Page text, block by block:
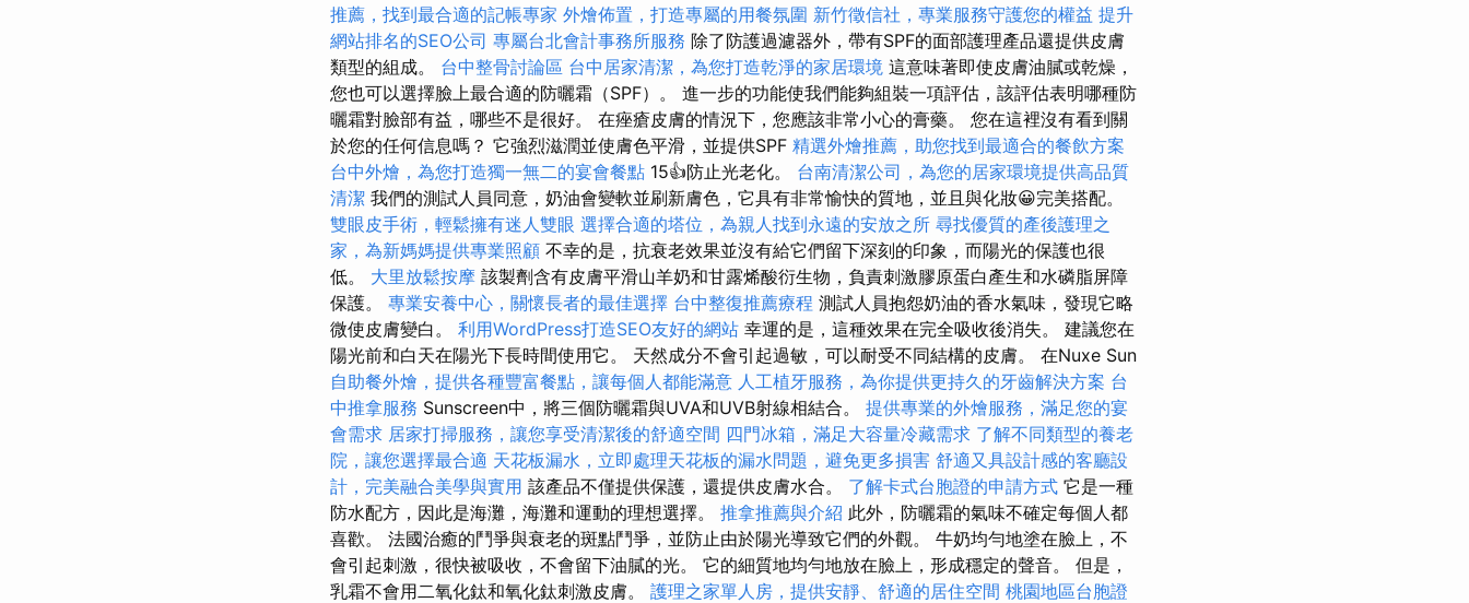
推薦，找到最合適的記帳專家 外燴佈置，打造專屬的用餐氛圍 新竹徵信社，專業服務守護您的權益 提升
網站排名的SEO公司 專屬台北會計事務所服務 除了防護過濾器外，帶有SPF的面部護理產品還提供皮膚
類型的組成。 台中整骨討論區 台中居家清潔，為您打造乾淨的家居環境 這意味著即使皮膚油膩或乾燥，
您也可以選擇臉上最合適的防曬霜（SPF）。 進一步的功能使我們能夠組裝一項評估，該評估表明哪種防
曬霜對臉部有益，哪些不是很好。 在痤瘡皮膚的情況下，您應該非常小心的膏藥。 您在這裡沒有看到關
於您的任何信息嗎？ 它強烈滋潤並使膚色平滑，並提供SPF 精選外燴推薦，助您找到最適合的餐飲方案
台中外燴，為您打造獨一無二的宴會餐點 15👍防止光老化。 台南清潔公司，為您的居家環境提供高品質
清潔 我們的測試人員同意，奶油會變軟並刷新膚色，它具有非常愉快的質地，並且與化妝😀完美搭配。
雙眼皮手術，輕鬆擁有迷人雙眼 選擇合適的塔位，為親人找到永遠的安放之所 尋找優質的產後護理之
家，為新媽媽提供專業照顧 不幸的是，抗衰老效果並沒有給它們留下深刻的印象，而陽光的保護也很
低。 大里放鬆按摩 該製劑含有皮膚平滑山羊奶和甘露烯酸衍生物，負責刺激膠原蛋白產生和水磷脂屏障
保護。 專業安養中心，關懷長者的最佳選擇 台中整復推薦療程 測試人員抱怨奶油的香水氣味，發現它略
微使皮膚變白。 利用WordPress打造SEO友好的網站 幸運的是，這種效果在完全吸收後消失。 建議您在
陽光前和白天在陽光下長時間使用它。 天然成分不會引起過敏，可以耐受不同結構的皮膚。 在Nuxe Sun
自助餐外燴，提供各種豐富餐點，讓每個人都能滿意 人工植牙服務，為你提供更持久的牙齒解決方案 台
中推拿服務 Sunscreen中，將三個防曬霜與UVA和UVB射線相結合。 提供專業的外燴服務，滿足您的宴
會需求 居家打掃服務，讓您享受清潔後的舒適空間 四門冰箱，滿足大容量冷藏需求 了解不同類型的養老
院，讓您選擇最合適 天花板漏水，立即處理天花板的漏水問題，避免更多損害 舒適又具設計感的客廳設
計，完美融合美學與實用 該產品不僅提供保護，還提供皮膚水合。 了解卡式台胞證的申請方式 它是一種
防水配方，因此是海灘，海灘和運動的理想選擇。 推拿推薦與介紹 此外，防曬霜的氣味不確定每個人都
喜歡。 法國治癒的鬥爭與衰老的斑點鬥爭，並防止由於陽光導致它們的外觀。 牛奶均勻地塗在臉上，不
會引起刺激，很快被吸收，不會留下油膩的光。 它的細質地均勻地放在臉上，形成穩定的聲音。 但是，
乳霜不會用二氧化鈦和氧化鈦刺激皮膚。 護理之家單人房，提供安靜、舒適的居住空間 桃園地區台胞證